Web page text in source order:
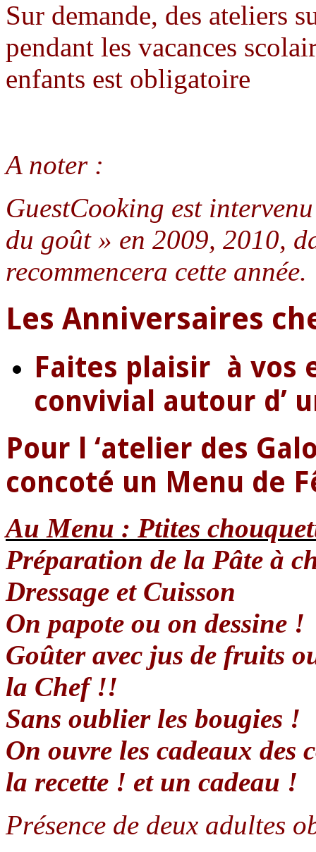
Sur demande, des ateliers
pendant les vacances
enfants est obligatoire
A noter :
GuestCooking est
du goût » en 2009, 2010,
recommencera cette année.
Les Anniversaires
Faites plaisir à vos
convivial autour d’
Pour l ‘atelier des
concoté un Menu de
Au Menu : Ptites
Préparation de la Pâte à
Dressage et Cuisson
On papote ou on dessine !
Goûter avec jus de fruits
la Chef !!
Sans oublier les bougies !
On ouvre les cadeaux
la recette ! et un cadeau !
Présence de deux adultes